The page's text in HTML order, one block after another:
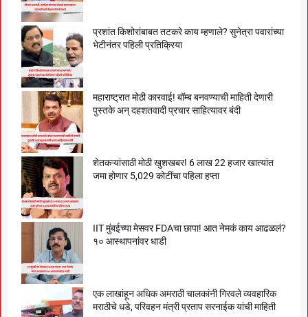
प्रशांत किशोरांबाबत तटकरे काय म्हणाले? सुनेत्रा पवारांच्या
भेटीनंतर पहिली प्रतिक्रिया
महाराष्ट्रात मोठी कारवाई! बॉम्ब बनवण्याची माहिती देणारी
पुस्तके अन् दहशतवादी प्रचार साहित्यावर बंदी
शेतकऱ्यांसाठी मोठी खुशखबर! 6 लाख 22 हजार खात्यांत
जमा होणार 5,029 कोटींचा पहिला हप्ता
IIT मुंबईच्या मेसवर FDAचा छापा! आत नेमकं काय आढळलं?
१० आस्थापनांवर धाडी
एक लाखांहून अधिक अमराठी चालकांनी गिरवले व्यवहारिक
मराठीचे धडे, परिवहन मंत्री प्रताप सरनाईक यांची माहिती